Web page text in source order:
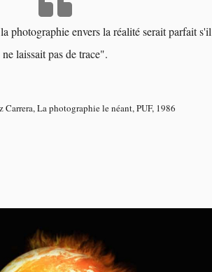
photographie envers la réalité serait parfait s'il
ne laissait pas de trace".
Carrera, La photographie le néant, PUF, 1986